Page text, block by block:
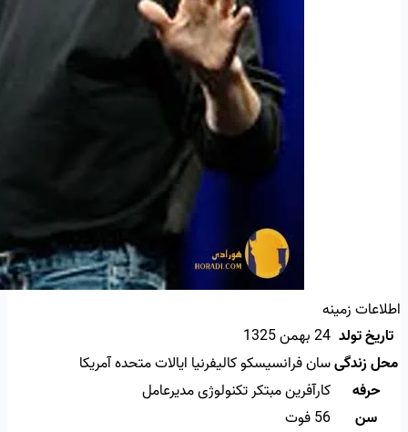
اطلاعات زمینه
تاریخ تولد 24 بهمن 1325
محل زندگیسان فرانسیسکو کالیفرنیا ایالات متحده آمریکا
حرفه
کارآفرین مبتکر تکنولوژی مدیرعامل
سن
56 فوت